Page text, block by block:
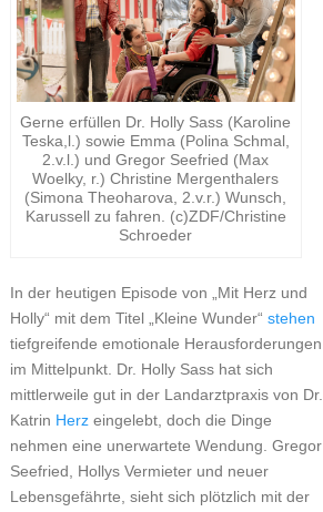
Gerne erfüllen Dr. Holly Sass (Karoline
Teska,l.) sowie Emma (Polina Schmal,
2.v.l.) und Gregor Seefried (Max
Woelky, r.) Christine Mergenthalers
(Simona Theoharova, 2.v.r.) Wunsch,
Karussell zu fahren. (c)ZDF/Christine
Schroeder
In der heutigen Episode von „Mit Herz und
Holly“ mit dem Titel „Kleine Wunder“ stehen
tiefgreifende emotionale Herausforderungen
im Mittelpunkt. Dr. Holly Sass hat sich
mittlerweile gut in der Landarztpraxis von Dr.
Katrin Herzeingelebt, doch die Dinge
nehmen eine unerwartete Wendung. Gregor
Seefried, Hollys Vermieter und neuer
Lebensgefährte, sieht sich plötzlich mit der